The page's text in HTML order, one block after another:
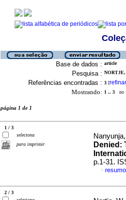
Base de dados : article
Pesquisa :
Referências encontradas : 3 [refinar
Mostrando: 1 .. 3 no
página 1 de 1
1 / 3
seleciona
para imprimir
Denied:
p.1-31.
·
2 / 3